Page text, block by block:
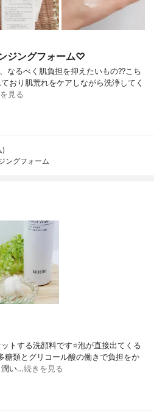
ジングフォーム♡
なるべく肌負担を抑えたいもの?? こち
おり肌荒れをケアしながら洗浄してく
見る
)
ングフォーム
トする洗顔料です⭐泡が直接出てくる
糖類とグリコール酸の働きで負担をか
潤い…続きを見る